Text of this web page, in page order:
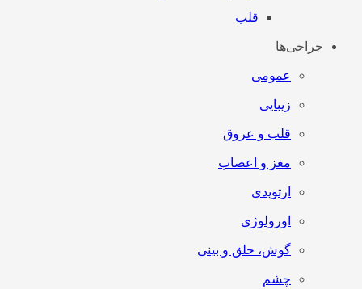
قلب
جراحی‌ها
عمومی
زیبایی
قلب و عروق
مغز و اعصاب
ارتوپدی
اورولوژی
گوش، حلق و بینی
چشم